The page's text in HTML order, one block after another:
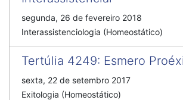
segunda, 26 de fevereiro 2018
Interassistenciologia (Homeostático)
Tertúlia 4249: Esmero
sexta, 22 de setembro 2017
Exitologia (Homeostático)